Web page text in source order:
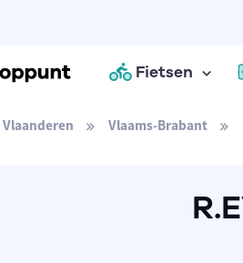
Fietsen
Vlaanderen Vlaams-Brabant